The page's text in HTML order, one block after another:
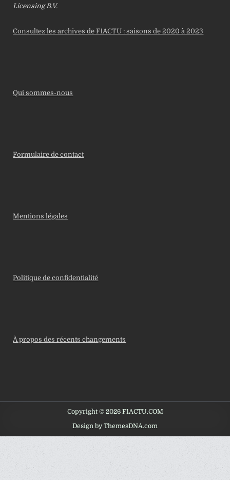
Licensing B.V.
Consultez les archives de F1ACTU : saisons de 2020 à 2023
Qui sommes-nous
Formulaire de contact
Mentions légales
Politique de confidentialité
À propos des récents changements
Copyright © 2026 F1ACTU.COM
Design by ThemesDNA.com